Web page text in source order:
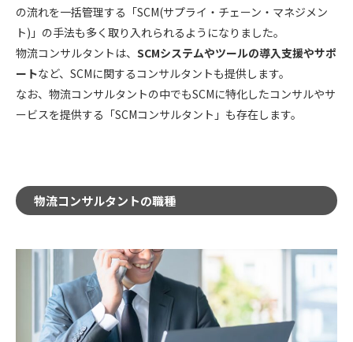
の流れを一括管理する「SCM(サプライ・チェーン・マネジメン
ト)」の手法も多く取り入れられるようになりました。
物流コンサルタントは、 SCMシステムやツールの導入支援やサポ
ートなど、SCMに関するコンサルタントも提供します。
なお、物流コンサルタントの中でもSCMに特化したコンサルやサ
ービスを提供する「SCMコンサルタント」も存在します。
物流コンサルタントの職種